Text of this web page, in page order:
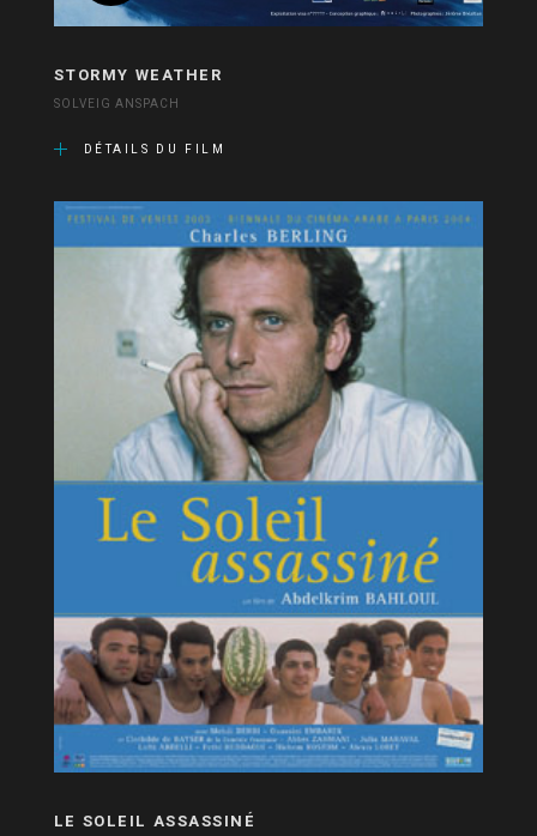
STORMY WEATHER
SOLVEIG ANSPACH
DÉTAILS DU FILM
LE SOLEIL ASSASSINÉ